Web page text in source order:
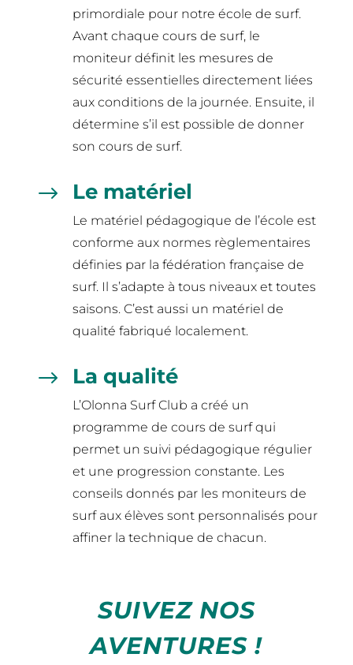
primordiale pour notre école de surf.
Avant chaque cours de surf, le
moniteur définit les mesures de
sécurité essentielles directement liées
aux conditions de la journée. Ensuite, il
détermine s’il est possible de donner
son cours de surf.
$ Le matériel
Le matériel pédagogique de l’école est
conforme aux normes règlementaires
définies par la fédération française de
surf. Il s’adapte à tous niveaux et toutes
saisons. C’est aussi un matériel de
qualité fabriqué localement.
$ La qualité
L’Olonna Surf Club a créé un
programme de cours de surf qui
permet un suivi pédagogique régulier
et une progression constante. Les
conseils donnés par les moniteurs de
surf aux élèves sont personnalisés pour
affiner la technique de chacun.
SUIVEZ NOS
AVENTURES !